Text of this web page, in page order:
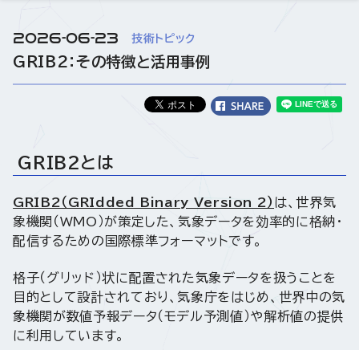
2026-06-23 技術トピック
GRIB2：その特徴と活用事例
GRIB2とは
GRIB2（GRIdded Binary Version 2） は、世界気
象機関（WMO）が策定した、気象データを効率的に格納・
配信するための国際標準フォーマットです。
格子（グリッド）状に配置された気象データを扱うことを
目的として設計されており、気象庁をはじめ、世界中の気
象機関が数値予報データ（モデル予測値）や解析値の提供
に利用しています。